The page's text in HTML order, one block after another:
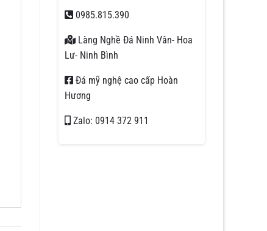
0985.815.390
Làng Nghề Đá Ninh Vân- Hoa
Lư- Ninh Bình
Đá mỹ nghệ cao cấp Hoàn
Hương
Zalo: 0914 372 911